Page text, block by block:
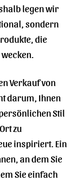
legen wir
sondern
die
Verkauf von
darum, Ihnen
Stil
zu
inspiriert. Ein
an dem Sie
Sie einfach